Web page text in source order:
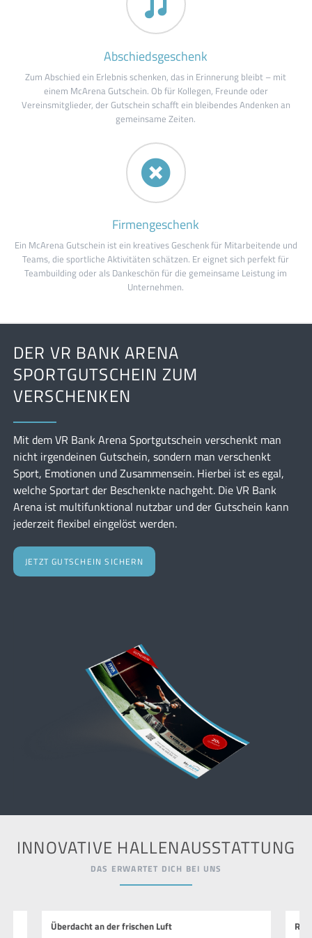
Abschiedsgeschenk
Zum Abschied ein Erlebnis schenken, das in Erinnerung bleibt – mit
einem McArena Gutschein. Ob für Kollegen, Freunde oder
Vereinsmitglieder, der Gutschein schafft ein bleibendes Andenken an
gemeinsame Zeiten.
Firmengeschenk
Ein McArena Gutschein ist ein kreatives Geschenk für Mitarbeitende und
Teams, die sportliche Aktivitäten schätzen. Er eignet sich perfekt für
Teambuilding oder als Dankeschön für die gemeinsame Leistung im
Unternehmen.
DER VR BANK ARENA
SPORTGUTSCHEIN ZUM
VERSCHENKEN
Mit dem VR Bank Arena Sportgutschein verschenkt man
nicht irgendeinen Gutschein, sondern man verschenkt
Sport, Emotionen und Zusammensein. Hierbei ist es egal,
welche Sportart der Beschenkte nachgeht. Die VR Bank
Arena ist multifunktional nutzbar und der Gutschein kann
jederzeit flexibel eingelöst werden.
JETZT GUTSCHEIN SICHERN
INNOVATIVE HALLENAUSSTATTUNG
DAS ERWARTET DICH BEI UNS
Überdacht an der frischen Luft